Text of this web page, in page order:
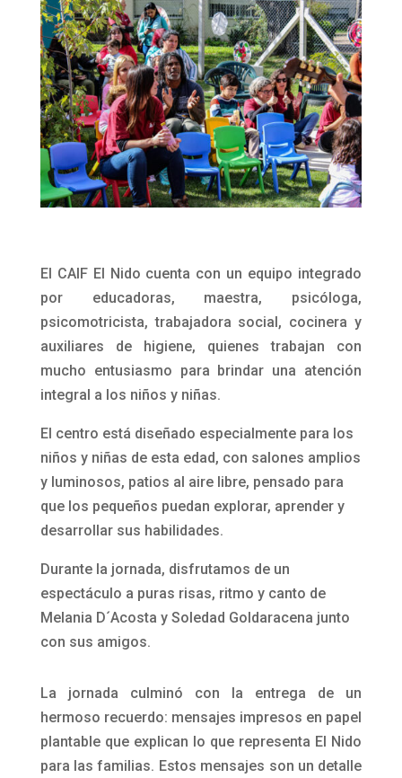
El CAIF El Nido cuenta con un equipo integrado
por educadoras, maestra, psicóloga,
psicomotricista, trabajadora social, cocinera y
auxiliares de higiene, quienes trabajan con
mucho entusiasmo para brindar una atención
integral a los niños y niñas.
El centro está diseñado especialmente para los
niños y niñas de esta edad, con salones amplios
y luminosos, patios al aire libre, pensado para
que los pequeños puedan explorar, aprender y
desarrollar sus habilidades.
Durante la jornada, disfrutamos de un
espectáculo a puras risas, ritmo y canto de
Melania D´Acosta y Soledad Goldaracena junto
con sus amigos.
La jornada culminó con la entrega de un
hermoso recuerdo: mensajes impresos en papel
plantable que explican lo que representa El Nido
para las familias. Estos mensajes son un detalle